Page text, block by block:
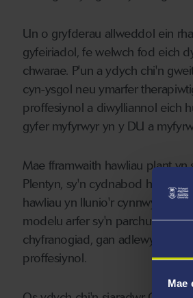
Mae
Un o gryfderau allweddol ein
gyfeiriadol, fe welwch fod eich
chwarae. P'un a ydych chi'n
cyn-ysgol neu ymarfer
proffesiynol a diwylliannol eich
gyfer myfyrwyr yn y DU a
Mae fframwaith hawliau plant
Plentyn, sy'n cydnabod hawl
hawliau yn llunio'r cynnwys
modelu arfer sy'n parchu
chyfranogiad, gan adlewyrchu'r
proffesiynol.